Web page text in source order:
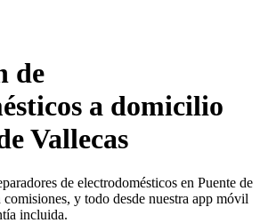
de
a domicilio
Vallecas
de electrodomésticos en Puente de
y todo desde nuestra app móvil
incluida.